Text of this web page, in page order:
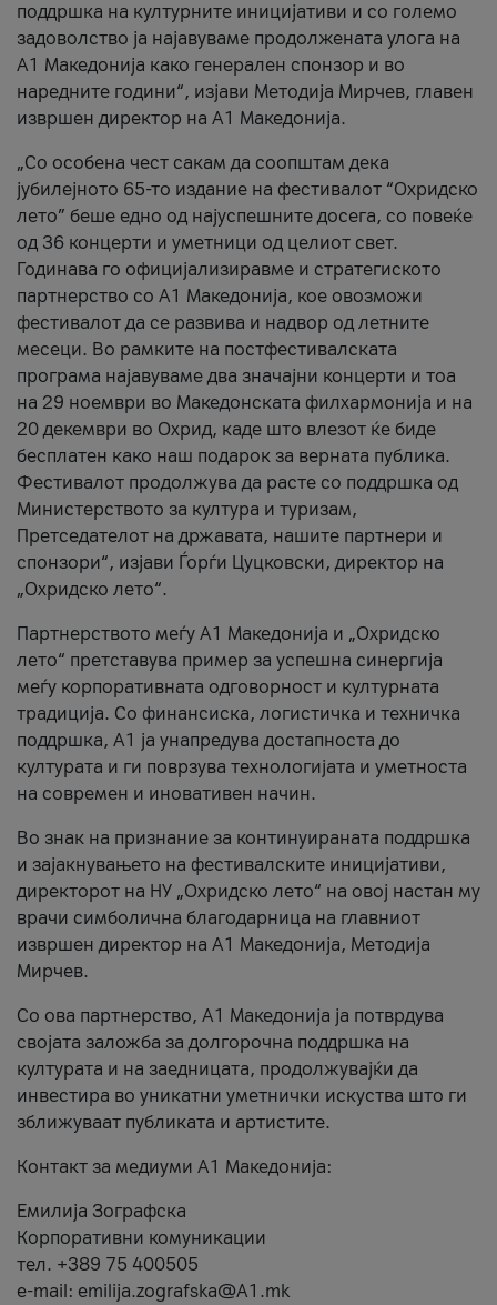
поддршка на културните иницијативи и со големо
задоволство ја најавуваме продолжената улога на
A1 Македонија како генерален спонзор и во
наредните години“, изјави Методија Мирчев, главен
извршен директор на A1 Македонија.
„Со особена чест сакам да соопштам дека
јубилејното 65-то издание на фестивалот “Охридско
лето” беше едно од најуспешните досега, со повеќе
од 36 концерти и уметници од целиот свет.
Годинава го официјализиравме и стратегиското
партнерство со А1 Македонија, кое овозможи
фестивалот да се развива и надвор од летните
месеци. Во рамките на постфестивалската
програма најавуваме два значајни концерти и тоа
на 29 ноември во Македонската филхармонија и на
20 декември во Охрид, каде што влезот ќе биде
бесплатен како наш подарок за верната публика.
Фестивалот продолжува да расте со поддршка од
Министерството за култура и туризам,
Претседателот на државата, нашите партнери и
спонзори“, изјави Ѓорѓи Цуцковски, директор на
„Охридско лето“.
Партнерството меѓу A1 Македонија и „Охридско
лето“ претставува пример за успешна синергија
меѓу корпоративната одговорност и културната
традиција. Со финансиска, логистичка и техничка
поддршка, A1 ја унапредува достапноста до
културата и ги поврзува технологијата и уметноста
на современ и иновативен начин.
Во знак на признание за континуираната поддршка
и зајакнувањето на фестивалските иницијативи,
директорот на НУ „Охридско лето“ на овој настан му
врачи симболична благодарница на главниот
извршен директор на A1 Македонија, Методија
Мирчев.
Со ова партнерство, A1 Македонија ја потврдува
својата заложба за долгорочна поддршка на
културата и на заедницата, продолжувајќи да
инвестира во уникатни уметнички искуства што ги
зближуваат публиката и артистите.
Контакт за медиуми А1 Македонија:
Емилија Зографска
Корпоративни комуникации
тел. +389 75 400505
e-mail: emilija.zografska@A1.mk